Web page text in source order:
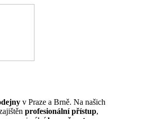
v Praze a Brně. Na našich
profesionální přístup,